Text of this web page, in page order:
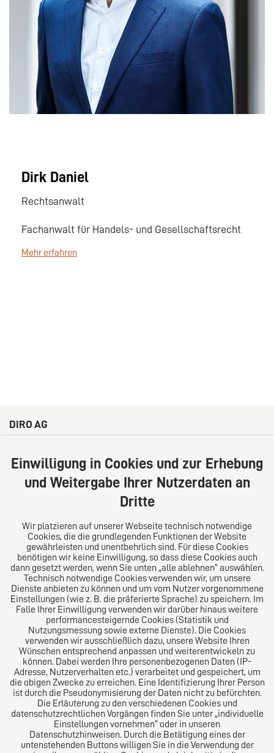
Dirk Daniel
Rechtsanwalt
Fachanwalt für Handels- und Gesellschaftsrecht
Mehr erfahren
DIRO AG
20354 Hamburg
Deutschland
Tel: +49 (0) 40 41352231
Über uns
Das Kanzlei-Vertrauensnetzwerk. Aus Europa für die
Welt. Für den erfolgreichen Mittelstand.
Folgen Sie uns auf
Das europäische Kanzlei-Netzwerk
Einwilligung in Cookies und zur Erhebung
und Weitergabe Ihrer Nutzerdaten an
Dritte
Wir platzieren auf unserer Webseite technisch notwendige
Cookies, die die grundlegenden Funktionen der Website
gewährleisten und unentbehrlich sind. Für diese Cookies
benötigen wir keine Einwilligung, so dass diese Cookies auch
dann gesetzt werden, wenn Sie unten „alle ablehnen“ auswählen.
Technisch notwendige Cookies verwenden wir, um unsere
Dienste anbieten zu können und um vom Nutzer vorgenommene
Einstellungen (wie z. B. die präferierte Sprache) zu speichern. Im
Falle Ihrer Einwilligung verwenden wir darüber hinaus weitere
performancesteigernde Cookies (Statistik und
Nutzungsmessung sowie externe Dienste). Die Cookies
verwenden wir ausschließlich dazu, unsere Website Ihren
Wünschen entsprechend anpassen und weiterentwickeln zu
können. Dabei werden Ihre personenbezogenen Daten (IP-
Adresse, Nutzerverhalten etc.) verarbeitet und gespeichert, um
die obigen Zwecke zu erreichen. Eine Identifizierung Ihrer Person
ist durch die Pseudonymisierung der Daten nicht zu befürchten.
Die Erläuterung zu den verschiedenen Cookies und
datenschutzrechtlichen Vorgängen finden Sie unter „individuelle
Einstellungen vornehmen“ oder in unseren
Datenschutzhinweisen. Durch die Betätigung eines der
untenstehenden Buttons willigen Sie in die Verwendung der